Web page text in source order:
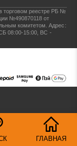
ГЛАВНАЯ
торговом реестре РБ №
№490870118 от
комитетом.Адрес:
08:00-15:00, ВС -